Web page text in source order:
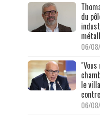
du
06/
le
06/